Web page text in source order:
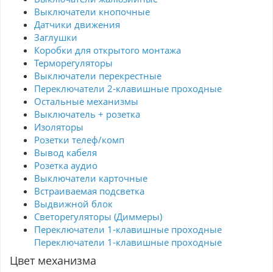
Выключатели кнопочные
Датчики движения
Заглушки
Коробки для открытого монтажа
Терморегуляторы
Выключатели перекрестные
Переключатели 2-клавишные проходные
Остальные механизмы
Выключатель + розетка
Изоляторы
Розетки телеф/комп
Вывод кабеля
Розетка аудио
Выключатели карточные
Встраиваемая подсветка
Выдвижной блок
Светорегуляторы (Диммеры)
Переключатели 1-клавишные проходные
Переключатели 1-клавишные проходные
Цвет механизма